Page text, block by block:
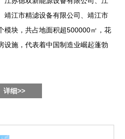
靖江市精滤设备有限公司、靖江市
模块，共占地面积超500000㎡，花
设施，代表着中国制造业崛起蓬勃
详细>>